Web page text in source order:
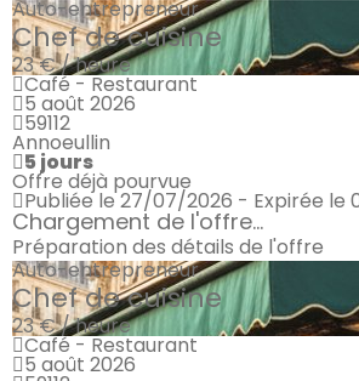
Auto-entrepreneur
Chef de cuisine
23 € / heure
Café - Restaurant
5 août 2026
59112
Annoeullin
5 jours
Offre déjà pourvue
Publiée le 27/07/2026 - Expirée le
Chargement de l'offre...
Préparation des détails de l'offre
Auto-entrepreneur
Chef de cuisine
23 € / heure
Café - Restaurant
5 août 2026